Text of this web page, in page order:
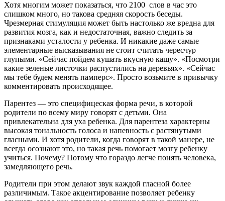
Хотя многим может показаться, что 2100 слов в час это
слишком много, но такова средняя скорость беседы.
Чрезмерная стимуляция может быть настолько же вредна для
развития мозга, как и недостаточная, важно следить за
признаками усталости у ребенка. И никакие даже самые
элементарные высказывания не стоит считать чересчур
глупыми. «Сейчас пойдем кушать вкусную кашу». «Посмотри
какие зеленые листочки распустились на деревьях». «Сейчас
мы тебе будем менять памперс». Просто возьмите в привычку
комментировать происходящее.
Парентез — это специфицеская форма речи, в которой
родители по всему миру говорят с детьми. Она
привлекательна для уха ребенка. Для парентеза характерны
высокая тональность голоса и напевность с растянутыми
гласными. И хотя родители, когда говорят в такой манере, не
всегда осознают это, но такая речь помогает мозгу ребенку
учиться. Почему? Потому что гораздо легче понять человека,
замедляющего речь.
Родители при этом делают звук каждой гласной более
различимым. Такое акцентирование позволяет ребенку